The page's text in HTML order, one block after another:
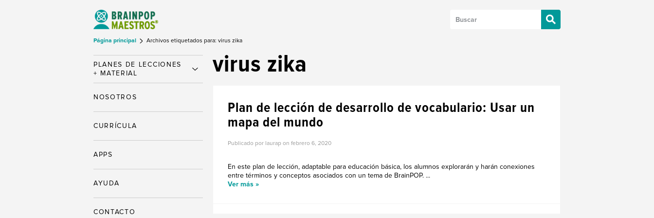
Página principal Archivos etiquetados para: virus zika
virus zika
Plan de lección de desarrollo de vocabulario: Usar un
mapa del mundo
Publicado por laurap on febrero 6, 2020
En este plan de lección, adaptable para educación básica, los alumnos explorarán y harán conexiones
entre términos y conceptos asociados con un tema de BrainPOP. ...
Ver más »
PLANES DE LECCIONES
+ MATERIAL
NOSOTROS
CURRÍCULA
APPS
AYUDA
CONTACTO